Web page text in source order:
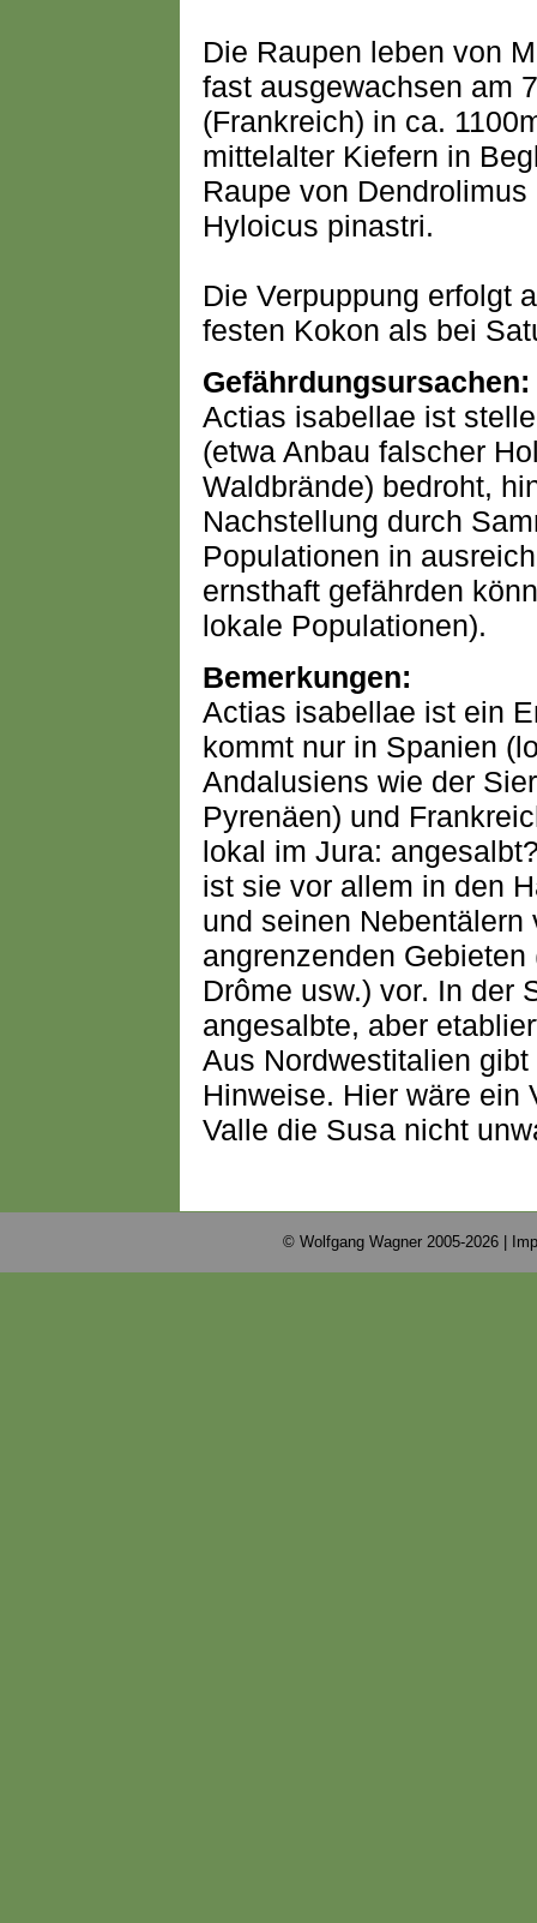
Die Raupen leben von
fast ausgewachsen am
(Frankreich) in ca.
mittelalter Kiefern in
Raupe von
Hyloicus pinastri.
Die Verpuppung erfolgt
festen Kokon als bei
Gefährdungsursachen:
Actias isabellae ist
(etwa Anbau falscher
Waldbrände) bedroht,
Nachstellung durch
Populationen in
ernsthaft gefährden
lokale Populationen).
Bemerkungen:
Actias isabellae ist ein
kommt nur in Spanien
Andalusiens wie der
Pyrenäen) und
lokal im Jura:
ist sie vor allem in den
und seinen
angrenzenden
Drôme usw.) vor. In der
angesalbte, aber
Aus Nordwestitalien
Hinweise. Hier wäre ein
Valle die Susa nicht
© Wolfgang Wagner 2005-2026 |